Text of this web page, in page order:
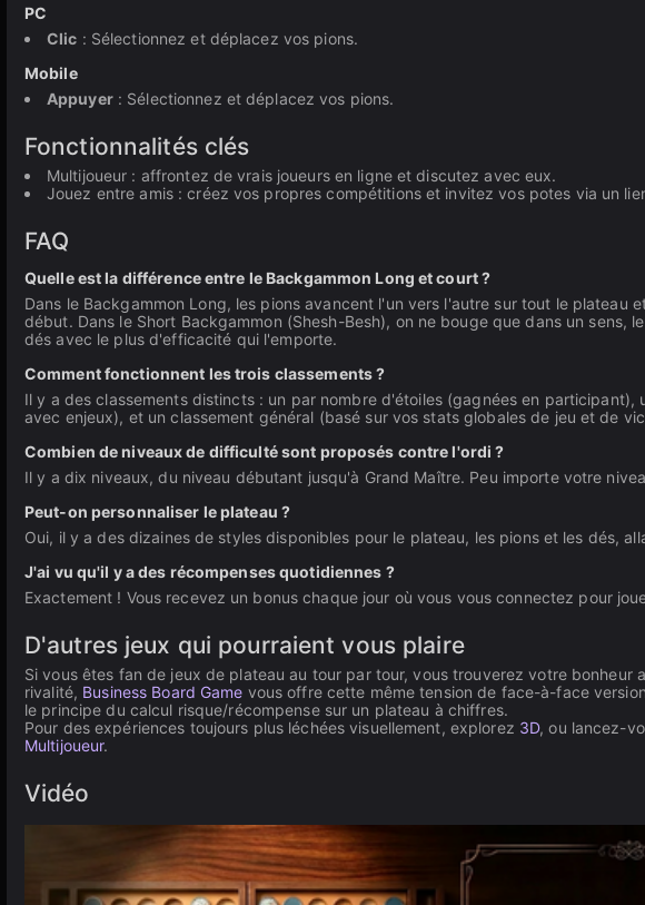
PC
Clic : Sélectionnez et déplacez vos pions.
Mobile
Appuyer: Sélectionnez et déplacez vos pions.
Fonctionnalités clés
Multijoueur : affrontez de vrais joueurs en ligne et discutez avec eux.
Jouez entre amis : créez vos propres compétitions et invitez vos potes via un
FAQ
Quelle est la différence entre le Backgammon Long et court ?
Dans le Backgammon Long, les pions avancent l'un vers l'autre sur tout le plateau
début. Dans le Short Backgammon (Shesh-Besh), on ne bouge que dans un sens,
dés avec le plus d'efficacité qui l'emporte.
Comment fonctionnent les trois classements ?
Il y a des classements distincts : un par nombre d'étoiles (gagnées en participant),
avec enjeux), et un classement général (basé sur vos stats globales de jeu et de
Combien de niveaux de difficulté sont proposés contre l'ordi ?
Il y a dix niveaux, du niveau débutant jusqu'à Grand Maître. Peu importe votre
Peut-on personnaliser le plateau ?
Oui, il y a des dizaines de styles disponibles pour le plateau, les pions et les dés,
J'ai vu qu'il y a des récompenses quotidiennes ?
Exactement ! Vous recevez un bonus chaque jour où vous vous connectez pour
D'autres jeux qui pourraient vous plaire
Si vous êtes fan de jeux de plateau au tour par tour, vous trouverez votre bonheur
rivalité, Business Board Game vous offre cette même tension de face-à-face
le principe du calcul risque/récompense sur un plateau à chiffres.
Pour des expériences toujours plus léchées visuellement, explorez 3D, ou lancez-
Multijoueur.
Vidéo